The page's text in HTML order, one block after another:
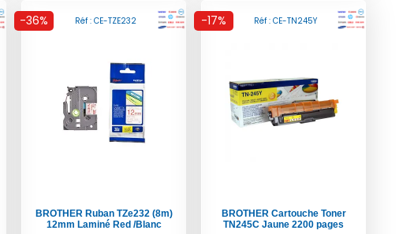
-36% Réf : CE-TZE232
BROTHER Ruban TZe232 (8m)
12mm Laminé Red /Blanc
-17% Réf : CE-TN245Y
BROTHER Cartouche Toner
TN245C Jaune 2200 pages